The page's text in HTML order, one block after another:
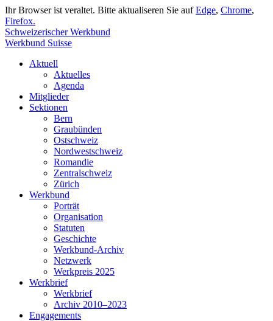
Ihr Browser ist veraltet. Bitte aktualiseren Sie aufEdge, Chrome,
Firefox.
Schweizerischer Werkbund
Werkbund Suisse
Aktuell
Aktuelles
Agenda
Mitglieder
Sektionen
Bern
Graubünden
Ostschweiz
Nordwestschweiz
Romandie
Zentralschweiz
Zürich
Werkbund
Porträt
Organisation
Statuten
Geschichte
Werkbund-Archiv
Netzwerk
Werkpreis 2025
Werkbrief
Werkbrief
Archiv 2010–2023
Engagements